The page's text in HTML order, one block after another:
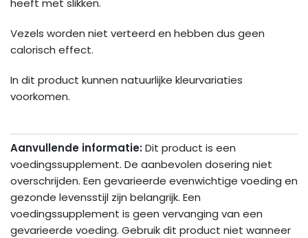
heeft met slikken.
Vezels worden niet verteerd en hebben dus geen
calorisch effect.
In dit product kunnen natuurlijke kleurvariaties
voorkomen.
Aanvullende informatie:Dit product is een
voedingssupplement. De aanbevolen dosering niet
overschrijden. Een gevarieerde evenwichtige voeding en
gezonde levensstijl zijn belangrijk. Een
voedingssupplement is geen vervanging van een
gevarieerde voeding. Gebruik dit product niet wanneer